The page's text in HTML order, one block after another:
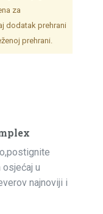
za
dodatak prehrani
prehrani.
u
najnoviji i